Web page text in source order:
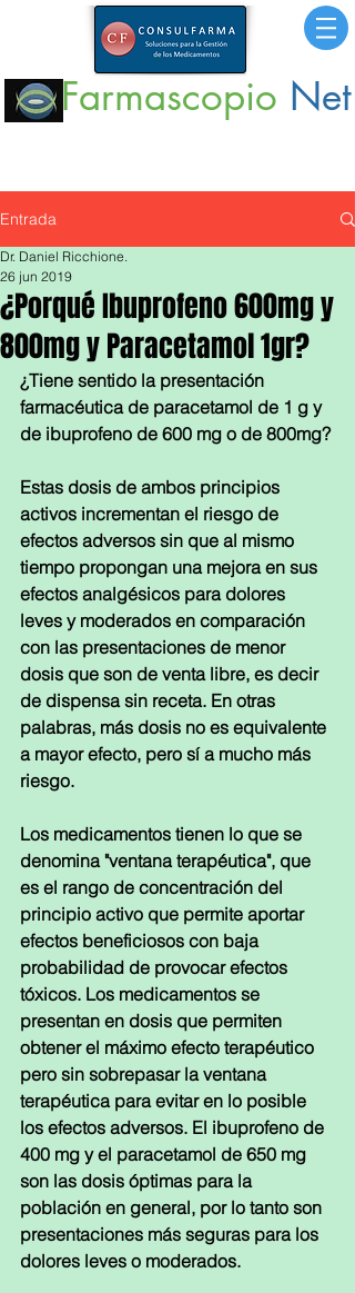
Farmascopio Net
Entrada
¿Porqué Ibuprofeno 600mg y
800mg y Paracetamol 1gr?
Dr. Daniel Ricchione.
26 jun 2019
¿Tiene sentido la presentación
farmacéutica de paracetamol de 1 g y
de ibuprofeno de 600 mg o de 800mg?
Estas dosis de ambos principios
activos incrementan el riesgo de
efectos adversos sin que al mismo
tiempo propongan una mejora en sus
efectos analgésicos para dolores
leves y moderados en comparación
con las presentaciones de menor
dosis que son de venta libre, es decir
de dispensa sin receta. En otras
palabras, más dosis no es equivalente
a mayor efecto, pero sí a mucho más
riesgo.
Los medicamentos tienen lo que se
denomina "ventana terapéutica", que
es el rango de concentración del
principio activo que permite aportar
efectos beneficiosos con baja
probabilidad de provocar efectos
tóxicos. Los medicamentos se
presentan en dosis que permiten
obtener el máximo efecto terapéutico
pero sin sobrepasar la ventana
terapéutica para evitar en lo posible
los efectos adversos. El ibuprofeno de
400 mg y el paracetamol de 650 mg
son las dosis óptimas para la
población en general, por lo tanto son
presentaciones más seguras para los
dolores leves o moderados.